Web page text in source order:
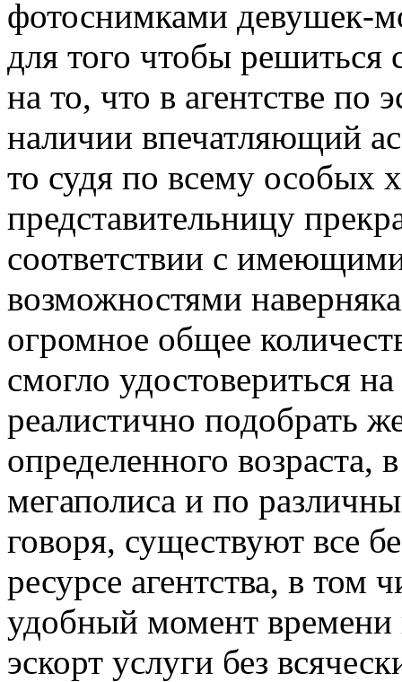
фотоснимками девушек-
для того чтобы решиться
на то, что в агентстве по
наличии впечатляющий
то судя по всему особых
представительницу
соответствии с
возможностями
огромное общее
смогло удостовериться
реалистично подобрать
определенного
мегаполиса и по
говоря, существуют все
ресурсе агентства, в
удобный момент времени
эскорт услуги без